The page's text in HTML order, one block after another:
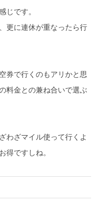
じです。
更に連休が重なったら行
券で行くのもアリかと思
料金との兼ね合いで選ぶ
わざマイル使って行くよ
得ですしね。